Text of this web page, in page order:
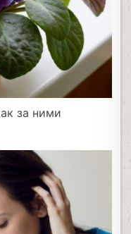
за ними